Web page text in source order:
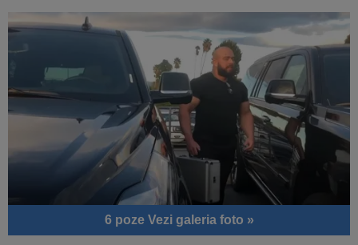
6 poze Vezi galeria foto »